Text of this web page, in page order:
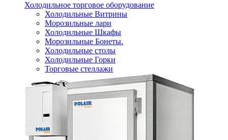
Холодильное торговое оборудование
Холодильные Витрины
Морозильные лари
Холодильные Шкафы
Морозильные Бонеты.
Холодильные столы
Холодильные Горки
Торговые стеллажи